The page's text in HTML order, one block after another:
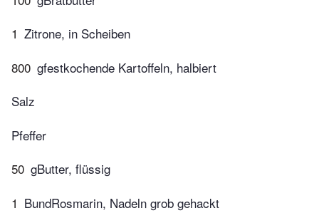
1 Zitrone, in Scheiben
800 gfestkochende Kartoffeln, halbiert
Salz
Pfeffer
50 gButter, flüssig
1 BundRosmarin, Nadeln grob gehackt